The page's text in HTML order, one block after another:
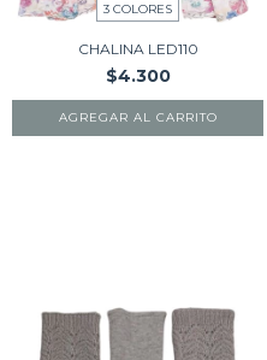
3 COLORES
CHALINA LED110
$4.300
AGREGAR AL CARRITO